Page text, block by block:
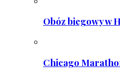
Obóz biegowy w
Chicago